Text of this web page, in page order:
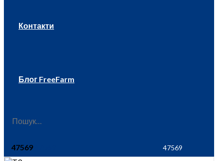
Контакти
Блог FreeFarm
47569